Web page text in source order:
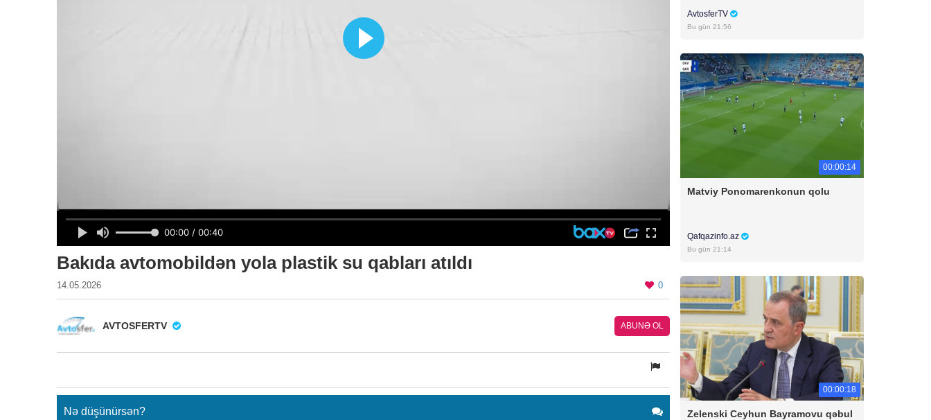
Bakıda avtomobildən yola plastik su qabları atıldı
14.05.2026 0
AVTOSFERTV ABUNƏ OL
Nə düşünürsən?
AvtosferTV
Bu gün 21:56
00:00:14
Matviy Ponomarenkonun qolu
Qafqazinfo.az
Bu gün 21:14
00:00:18
Zelenski Ceyhun Bayramovu qəbul